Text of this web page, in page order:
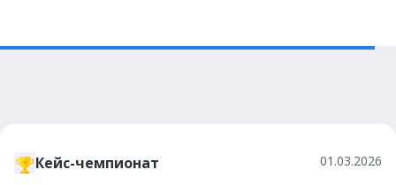
Кейс-чемпионат 01.03.2026